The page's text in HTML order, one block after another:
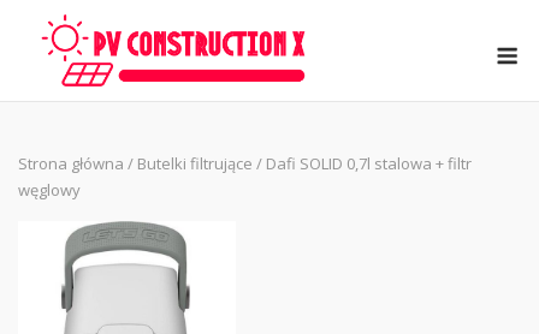
Strona główna / Butelki filtrujące / Dafi SOLID 0,7l stalowa + filtr
węglowy